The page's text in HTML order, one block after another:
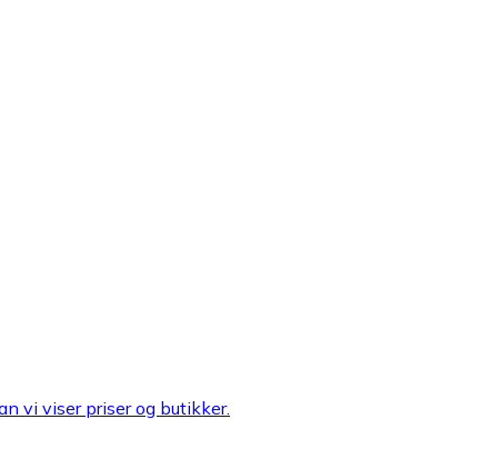
vi viser priser og butikker.